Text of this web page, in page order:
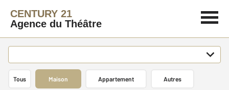
CENTURY 21
Agence du Théâtre
Tous Maison Appartement Autres